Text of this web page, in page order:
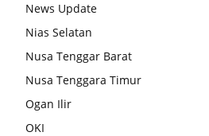
News Update
Nias Selatan
Nusa Tenggar Barat
Nusa Tenggara Timur
Ogan Ilir
OKI